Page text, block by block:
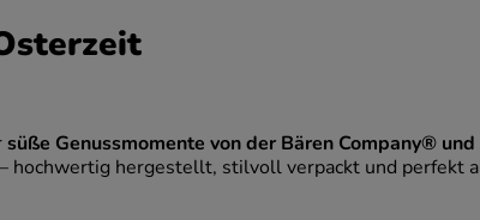
süße Genussmomente von der Bären Company® und
hochwertig hergestellt, stilvoll verpackt und perfekt